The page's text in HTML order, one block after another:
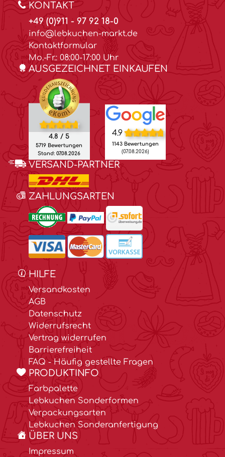
KONTAKT
+49 (0)911 - 97 92 18-0
info@lebkuchen-markt.de
Kontaktformular
Mo.-Fr.: 08:00-17:00 Uhr
AUSGEZEICHNET EINKAUFEN
4.8 / 5
5719 Bewertungen
Stand: 07.08.2026
4.9
1143 Bewertungen
(07.08.2026)
VERSAND-PARTNER
ZAHLUNGSARTEN
HILFE
Versandkosten
AGB
Datenschutz
Widerrufsrecht
Vertrag widerrufen
Barrierefreiheit
FAQ - Häufig gestellte Fragen
PRODUKTINFO
Farbpalette
Lebkuchen Sonderformen
Verpackungsarten
Lebkuchen Sonderanfertigung
ÜBER UNS
Impressum